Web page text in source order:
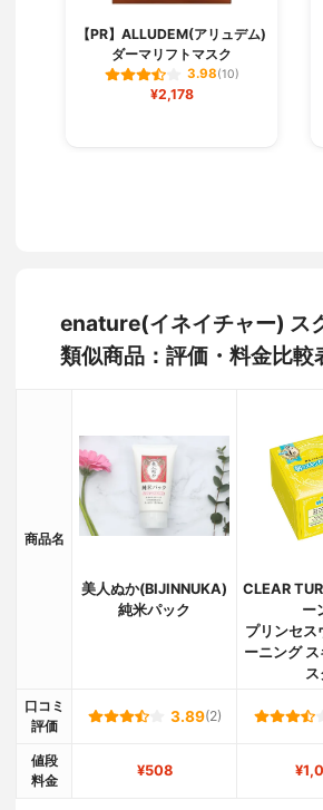
【PR】ALLUDEM(アリュデム)
ダーマリフトマスク
3.98(10)
¥2,178
enature(イネイチャー) ス
類似商品：評価・料金比較
商品名
美人ぬか(BIJINNUKA)
純米パック
CLEAR
ー
プリンセス
ーニング
ス
口コミ
評価
3.89(2)
値段
料金
¥508